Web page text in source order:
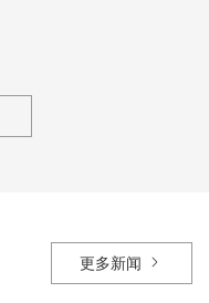
更多新闻 